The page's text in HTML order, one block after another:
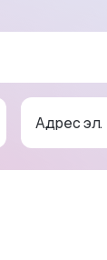
Адрес эл.